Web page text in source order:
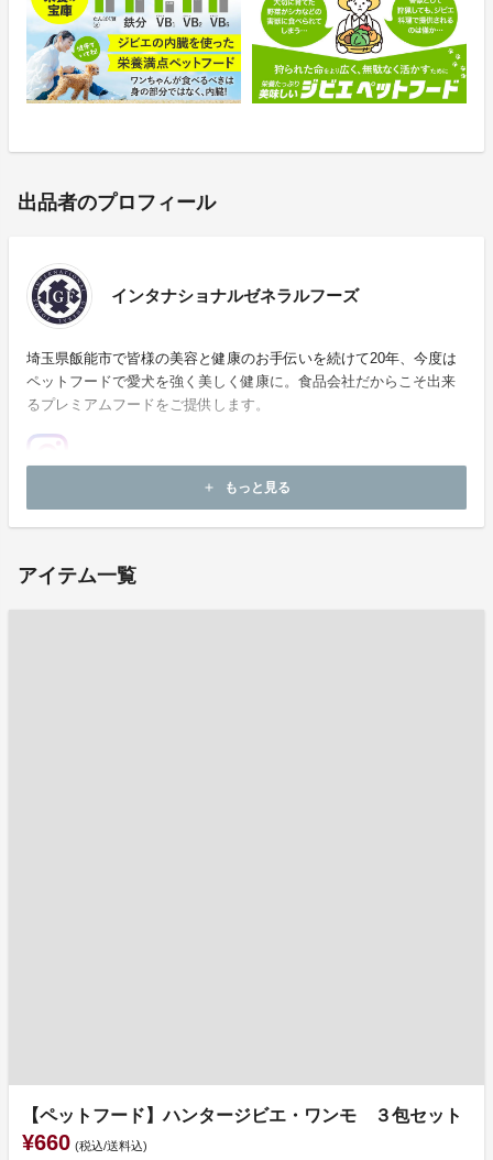
出品者のプロフィール
インタナショナルゼネラルフーズ
埼玉県飯能市で皆様の美容と健康のお手伝いを続けて20年、今度は
ペットフードで愛犬を強く美しく健康に。食品会社だからこそ出来
るプレミアムフードをご提供します。
add もっと見る
アイテム一覧
【ペットフード】ハンタージビエ・ワンモ ３包セット
¥660 (税込/送料込)